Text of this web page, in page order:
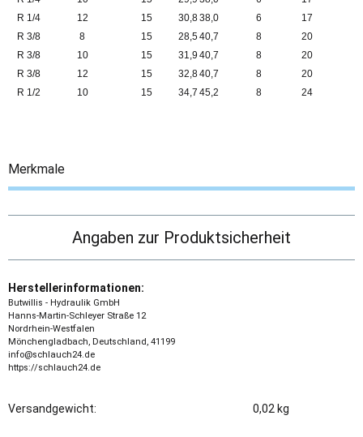
R 1/4
12 15 30,838,0 6
17
R 3/8
8 15 28,540,7 8
20
R 3/8
10 15 31,9 40,7 8
20
R 3/8
12 15 32,840,7 8
20
R 1/2
10 15 34,7 45,2 8 24
Merkmale
Angaben zur Produktsicherheit
Herstellerinformationen:
Butwillis - Hydraulik GmbH
Hanns-Martin-Schleyer Straße 12
Nordrhein-Westfalen
Mönchengladbach, Deutschland, 41199
info@schlauch24.de
https://schlauch24.de
Versandgewicht: 0,02 kg